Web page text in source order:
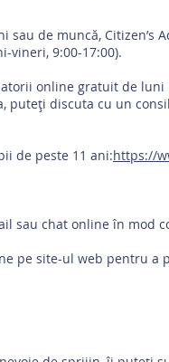
sau de muncă, Citizen’s
vineri, 9:00-17:00).
online gratuit de luni
puteți discuta cu un
de peste 11 ani:https://
sau chat online în mod
pe site-ul web pentru